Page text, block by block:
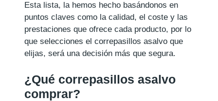
Esta lista, la hemos hecho basándonos en
puntos claves como la calidad, el coste y las
prestaciones que ofrece cada producto, por lo
que selecciones el correpasillos asalvo que
elijas, será una decisión más que segura.
¿Qué correpasillos asalvo
comprar?